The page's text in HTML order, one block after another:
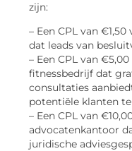
zijn:
– Een CPL van
dat leads van
– Een CPL van
fitnessbedrijf dat
consultaties
potentiële klanten
– Een CPL van
advocatenkantoor
juridische